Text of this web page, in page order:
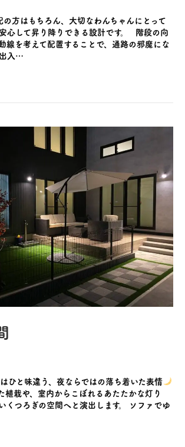
の方はもちろん、大切なわんちゃんにとって
心して昇り降りできる設計です。 階段の向
線を考えて配置することで、通路の邪魔にな
入…
ひと味違う、夜ならではの落ち着いた表情
植栽や、室内からこぼれるあたたかな灯り
くつろぎの空間へと演出します。 ソファでゆ